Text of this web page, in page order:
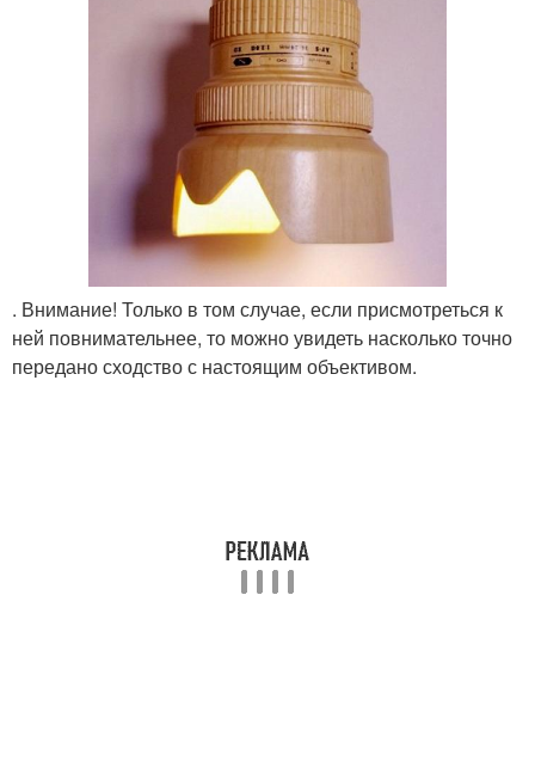
. Внимание! Только в том случае, если присмотреться к
ней повнимательнее, то можно увидеть насколько точно
передано сходство с настоящим объективом.